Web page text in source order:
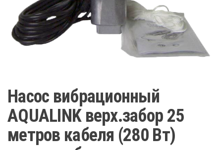
Насос вибрационный
AQUALINK верх.забор 25
метров кабеля (280 Вт)